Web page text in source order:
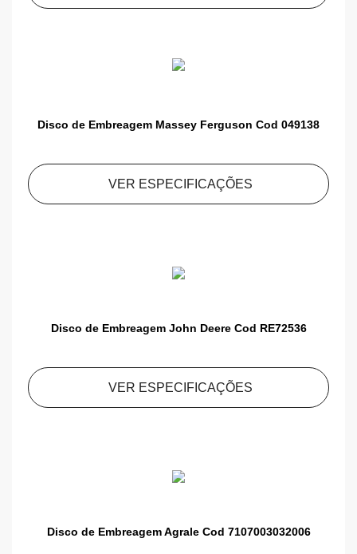
Disco de Embreagem Massey Ferguson Cod 049138
VER ESPECIFICAÇÕES
Disco de Embreagem John Deere Cod RE72536
VER ESPECIFICAÇÕES
Disco de Embreagem Agrale Cod 7107003032006